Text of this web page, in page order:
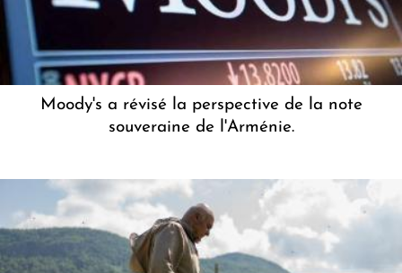
Moody's a révisé la perspective de la note
souveraine de l'Arménie.